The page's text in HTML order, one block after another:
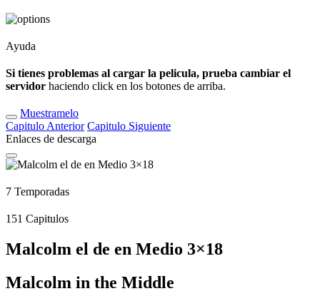
Ayuda
Si tienes problemas al cargar la pelicula, prueba cambiar el
servidor haciendo click en los botones de arriba.
Muestramelo
Capitulo Anterior Capitulo Siguiente
Enlaces de descarga
7 Temporadas
151 Capitulos
Malcolm el de en Medio 3×18
Malcolm in the Middle